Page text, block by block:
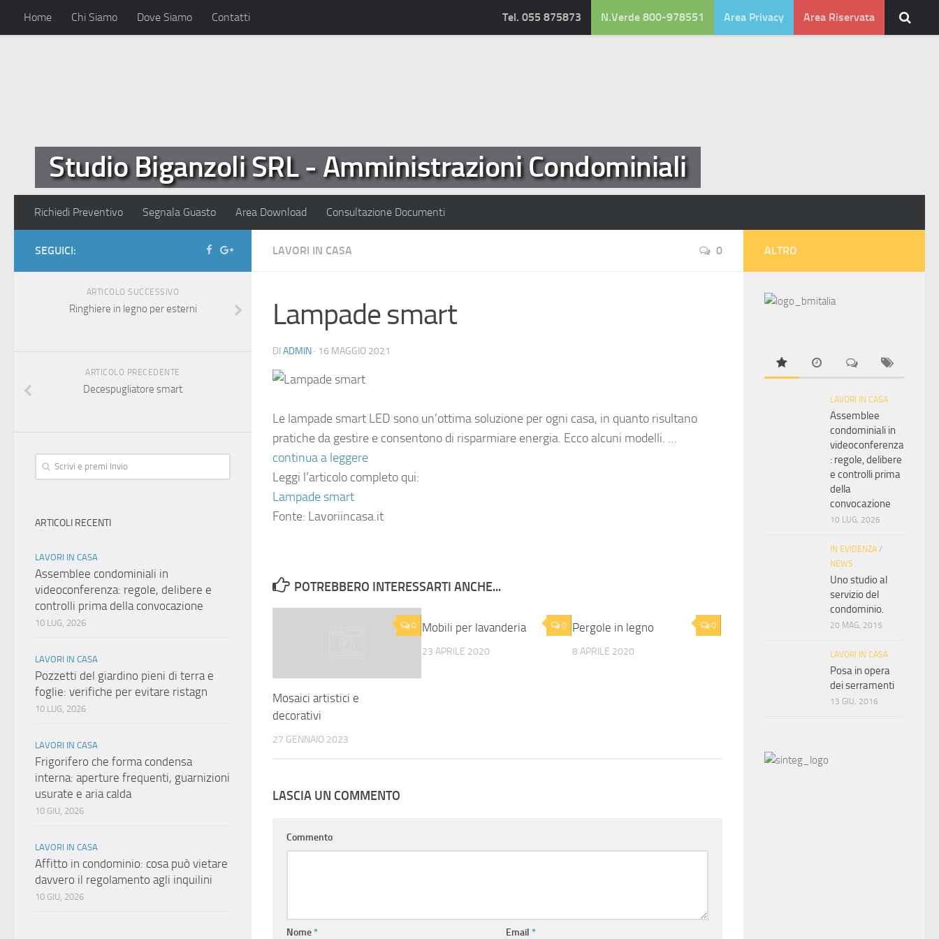
Home Chi Siamo Dove Siamo Contatti Area Riservata
Area Privacy
N.Verde 800-978551
Tel. 055 875873
Studio Biganzoli SRL - Amministrazioni Condominiali
Richiedi Preventivo Segnala Guasto Area Download Consultazione Documenti
LAVORI IN CASA 0
Lampade smart
DI ADMIN · 16 MAGGIO 2021
Le lampade smart LED sono un’ottima soluzione per ogni casa, in quanto risultano
pratiche da gestire e consentono di risparmiare energia. Ecco alcuni modelli. …
continua a leggere
Leggi l’articolo completo qui:
Lampade smart
Fonte: Lavoriincasa.it
POTREBBERO INTERESSARTI ANCHE...
0
Mosaici artistici e
decorativi
27 GENNAIO 2023
0
Mobili per lavanderia
23 APRILE 2020
0
Pergole in legno
8 APRILE 2020
LASCIA UN COMMENTO
Commento
Nome* Email*
SEGUICI:
ARTICOLO SUCCESSIVO
Ringhiere in legno per esterni
ARTICOLO PRECEDENTE
Decespugliatore smart
ARTICOLI RECENTI
LAVORI IN CASA
Assemblee condominiali in
videoconferenza: regole, delibere e
controlli prima della convocazione
10 LUG, 2026
LAVORI IN CASA
Pozzetti del giardino pieni di terra e
foglie: verifiche per evitare ristagn
10 LUG, 2026
LAVORI IN CASA
Frigorifero che forma condensa
interna: aperture frequenti, guarnizioni
usurate e aria calda
10 GIU, 2026
LAVORI IN CASA
Affitto in condominio: cosa può vietare
davvero il regolamento agli inquilini
10 GIU, 2026
ALTRO
LAVORI IN CASA
Assemblee
condominiali in
videoconferenza
: regole, delibere
e controlli prima
della
convocazione
10 LUG, 2026
IN EVIDENZA /
NEWS
Uno studio al
servizio del
condominio.
20 MAG, 2015
LAVORI IN CASA
Posa in opera
dei serramenti
13 GIU, 2016